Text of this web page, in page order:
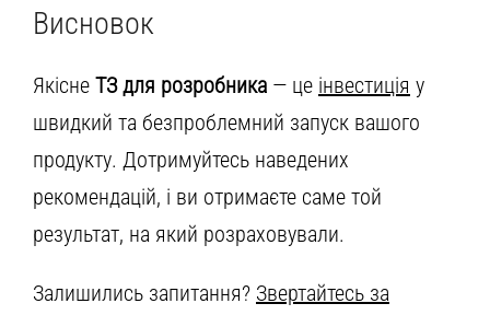
Висновок
Якісне ТЗ для розробника — це інвестиція у
швидкий та безпроблемний запуск вашого
продукту. Дотримуйтесь наведених
рекомендацій, і ви отримаєте саме той
результат, на який розраховували.
Залишились запитання? Звертайтесь за